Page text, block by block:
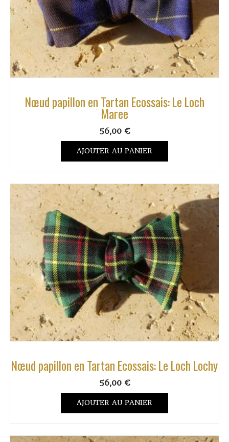
Nœud papillon en Tartan Ecossais: Le Loch
Maree
56,00 €
AJOUTER AU PANIER
Nœud papillon en Tartan Ecossais: Le Loch Lochy
56,00 €
AJOUTER AU PANIER